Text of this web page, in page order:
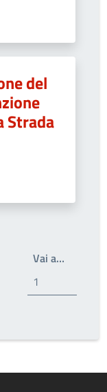
del
Strada
successiva
Vai a…